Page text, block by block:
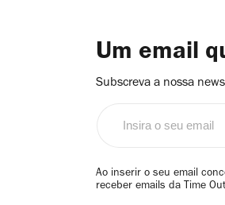
Um email
Subscreva a nossa
email
Ao inserir o seu email
receber emails da Time